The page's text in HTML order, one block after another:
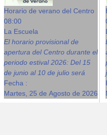
Horario de verano del Centro
08:00
La Escuela
El horario provisional de
apertura del Centro durante el
periodo estival 2026: Del 15
de junio al 10 de julio será
Fecha :
Martes, 25 de Agosto de 2026